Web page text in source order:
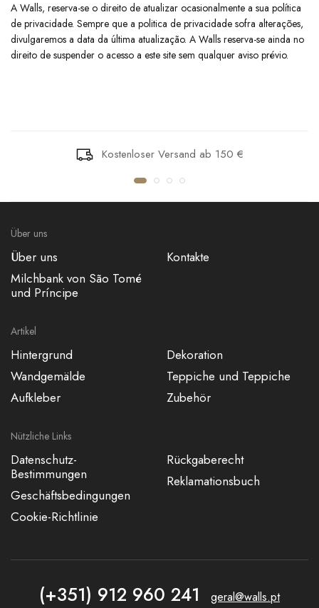
​A Walls, reserva-se o direito de atualizar ocasionalmente a sua política
de privacidade. Sempre que a politica de privacidade sofra alterações,
divulgaremos a data da última atualização. A Walls reserva-se ainda no
direito de suspender o acesso a este site sem qualquer aviso prévio.
Kostenloser Versand ab 150 €
Über uns
Über uns
Milchbank von São Tomé
und Príncipe
Kontakte
Artikel
Hintergrund
Wandgemälde
Aufkleber
Dekoration
Teppiche und Teppiche
Zubehör
Nützliche Links
Datenschutz-
Bestimmungen
Geschäftsbedingungen
Cookie-Richtlinie
Rückgaberecht
Reklamationsbuch
(+351) 912 960 241 geral@walls.pt